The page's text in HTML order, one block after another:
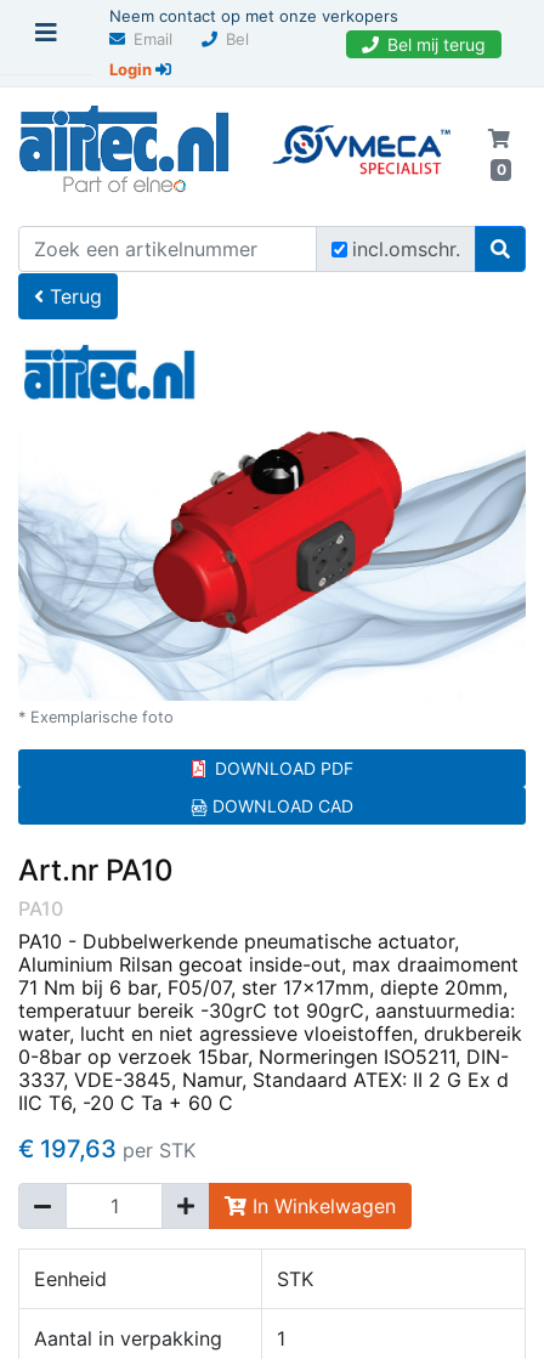
Neem contact op met onze verkopers
Email
Bel Bel mij terug
Login
0
incl.omschr.
U bevindt zich hier Home
Terug
* Exemplarische foto
DOWNLOAD PDF
DOWNLOAD CAD
Art.nr PA10
PA10
PA10 - Dubbelwerkende pneumatische actuator,
Aluminium Rilsan gecoat inside-out, max draaimoment
71 Nm bij 6 bar, F05/07, ster 17x17mm, diepte 20mm,
temperatuur bereik -30grC tot 90grC, aanstuurmedia:
water, lucht en niet agressieve vloeistoffen, drukbereik
0-8bar op verzoek 15bar, Normeringen ISO5211, DIN-
3337, VDE-3845, Namur, Standaard ATEX: II 2 G Ex d
IIC T6, -20 C Ta + 60 C
€ 197,63 per STK
In Winkelwagen
Eenheid STK
Aantal in verpakking 1